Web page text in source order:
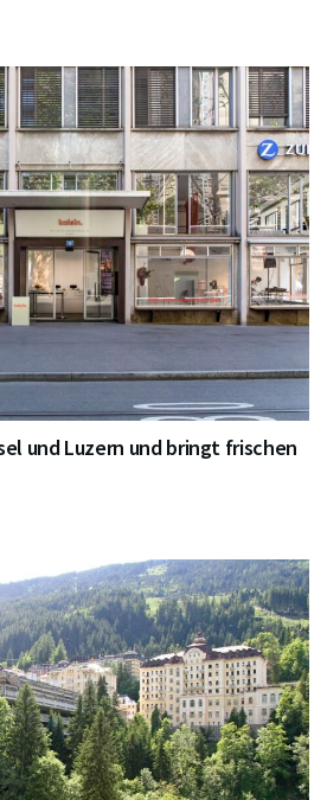
und Luzern und bringt frischen